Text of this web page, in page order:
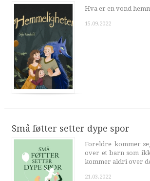
Hva er en vond
15.09.2022
Små føtter setter dype spor
Foreldre kommer
over et barn som
kommer aldri over
21.03.2022